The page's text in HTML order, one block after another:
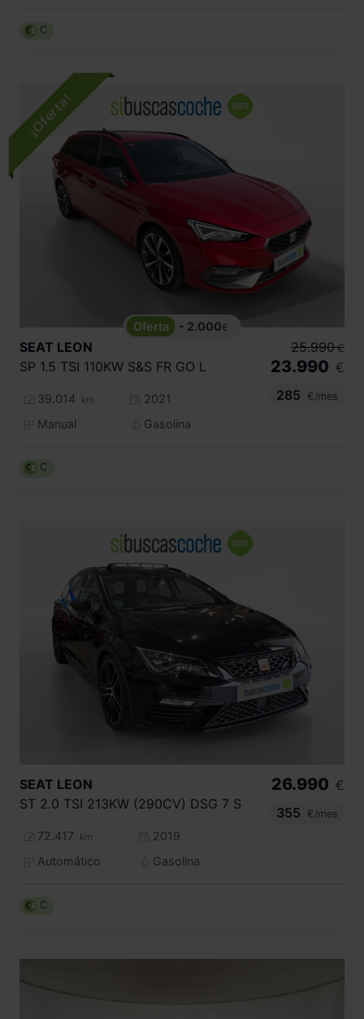
C
- 2.000€
SEAT LEON
SP 1.5 TSI 110KW S&S FR GO L
39.014 km
2021
Manual
Gasolina
25.990 €
23.990 €
285
€/mes
C
SEAT LEON
ST 2.0 TSI 213KW (290CV) DSG 7 S
72.417 km
2019
Automático
Gasolina
26.990 €
355
€/mes
C